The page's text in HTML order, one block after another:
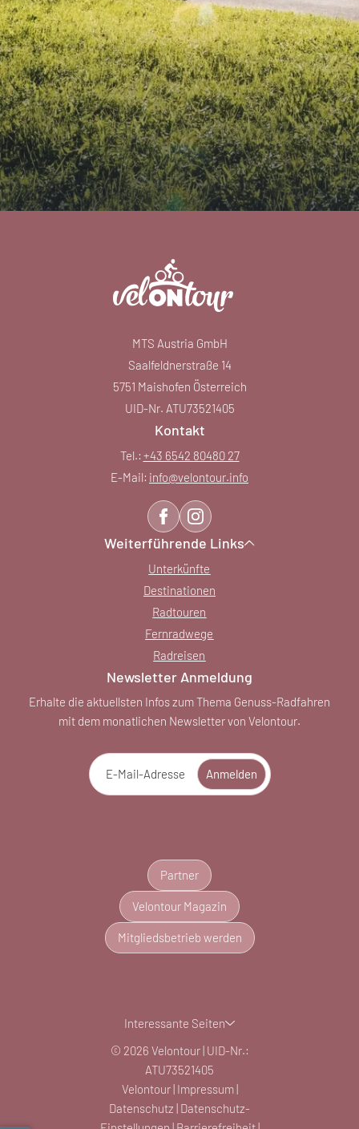
MTS Austria GmbH
Saalfeldnerstraße 14
5751 Maishofen Österreich
UID-Nr. ATU73521405
Kontakt
Tel.: +43 6542 80480 27
E-Mail: info@velontour.info
Weiterführende Links
Unterkünfte
Destinationen
Radtouren
Fernradwege
Radreisen
Newsletter Anmeldung
Erhalte die aktuellsten Infos zum Thema Genuss-Radfahren
mit dem monatlichen Newsletter von Velontour.
E-Mail-Adresse Anmelden
Partner
Velontour Magazin
Mitgliedsbetrieb werden
Interessante Seiten
© 2026 Velontour| UID-Nr.:
ATU73521405
Velontour| Impressum|
Datenschutz | Datenschutz-